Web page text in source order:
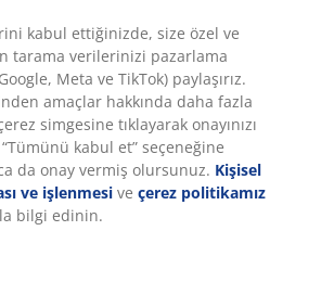
kabul ettiğinizde, size özel ve
tarama verilerinizi pazarlama
Meta ve TikTok) paylaşırız.
amaçlar hakkında daha fazla
simgesine tıklayarak onayınızı
kabul et” seçeneğine
da onay vermiş olursunuz. Kişisel
ve işlenmesi ve çerez politikamız
bilgi edinin.